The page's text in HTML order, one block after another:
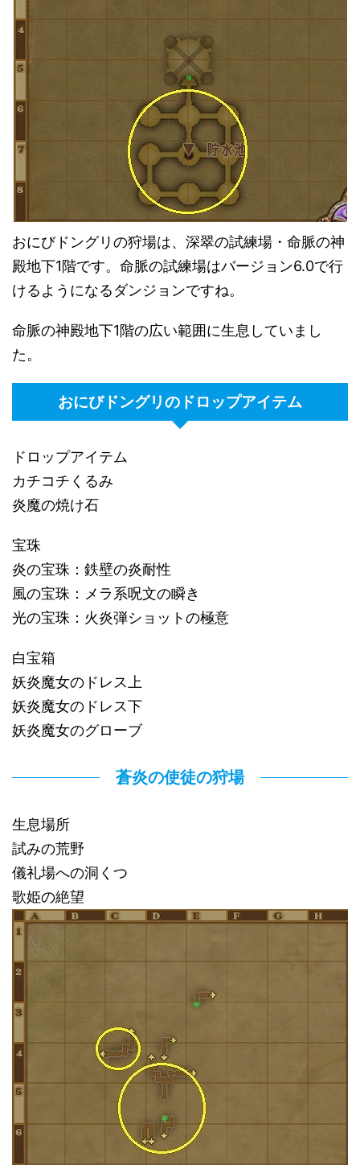
おにびドングリの狩場は、深翠の試練場・命脈の神
殿地下1階です。命脈の試練場はバージョン6.0で行
けるようになるダンジョンですね。
命脈の神殿地下1階の広い範囲に生息していまし
た。
おにびドングリのドロップアイテム
ドロップアイテム
カチコチくるみ
炎魔の焼け石
宝珠
炎の宝珠：鉄壁の炎耐性
風の宝珠：メラ系呪文の瞬き
光の宝珠：火炎弾ショットの極意
白宝箱
妖炎魔女のドレス上
妖炎魔女のドレス下
妖炎魔女のグローブ
蒼炎の使徒の狩場
生息場所
試みの荒野
儀礼場への洞くつ
歌姫の絶望